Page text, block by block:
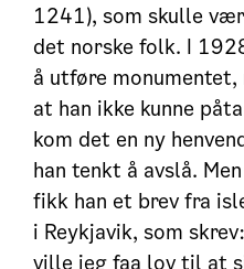
1241), som skulle
det norske folk. I
å utføre monumentet,
at han ikke kunne
kom det en ny
han tenkt å avslå.
fikk han et brev fra
i Reykjavik, som
ville jeg faa lov til at